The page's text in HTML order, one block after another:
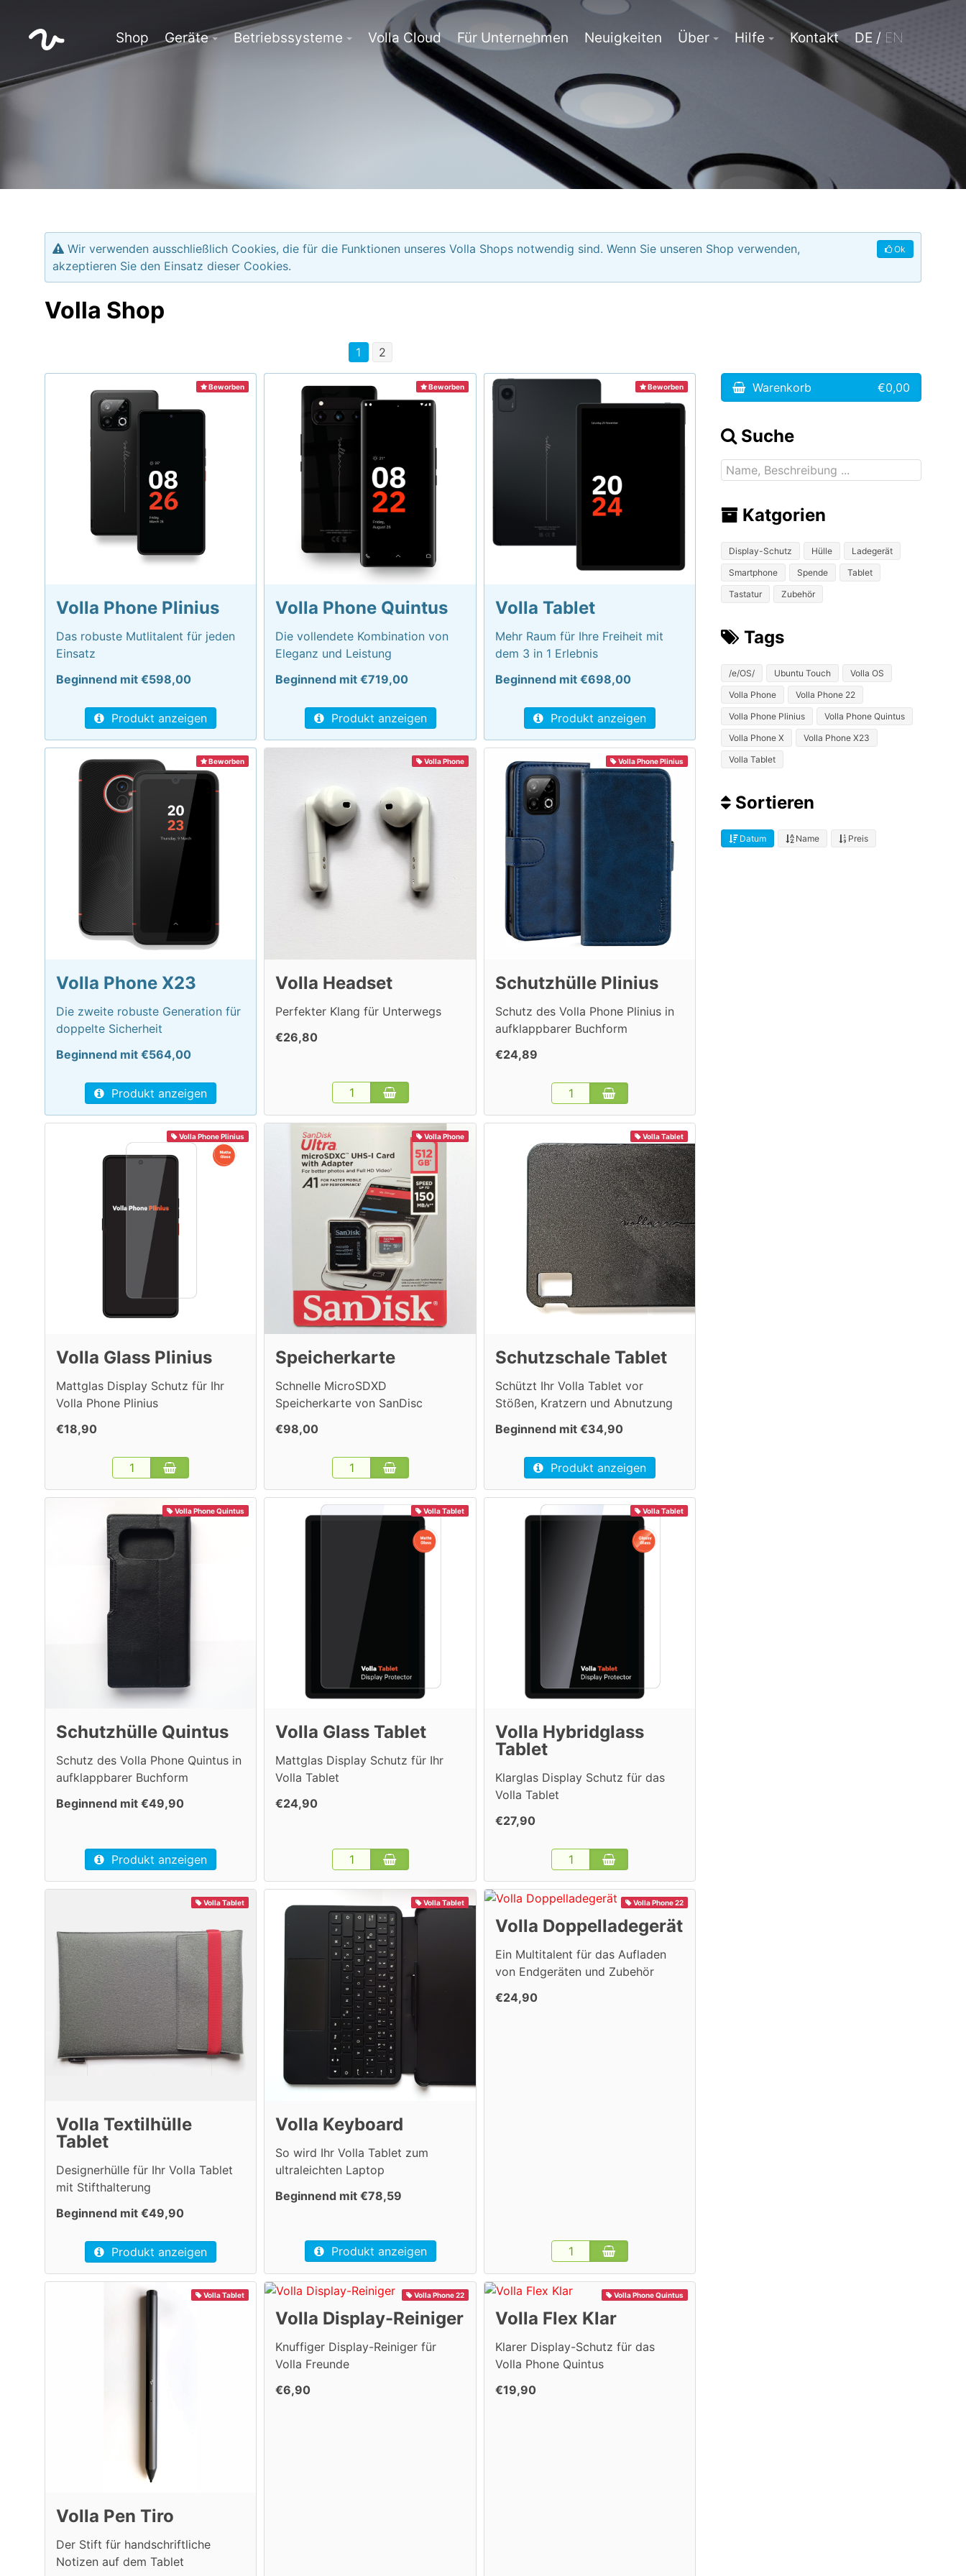
Shop Geräte Betriebssysteme Volla Cloud Für Unternehmen Neuigkeiten Über Hilfe Kontakt DE / EN
Ok
Wir verwenden ausschließlich Cookies, die für die Funktionen unseres Volla Shops notwendig sind. Wenn Sie unseren Shop verwenden,
akzeptieren Sie den Einsatz dieser Cookies.
Volla Shop
1 2
Beworben
Volla Phone Plinius
Das robuste Mutlitalent für jeden
Einsatz
Beginnend mit €598,00
Produkt anzeigen
Beworben
Volla Phone Quintus
Die vollendete Kombination von
Eleganz und Leistung
Beginnend mit €719,00
Produkt anzeigen
Beworben
Volla Tablet
Mehr Raum für Ihre Freiheit mit
dem 3 in 1 Erlebnis
Beginnend mit €698,00
Produkt anzeigen
Beworben
Volla Phone X23
Die zweite robuste Generation für
doppelte Sicherheit
Beginnend mit €564,00
Produkt anzeigen
Volla Phone
Volla Headset
Perfekter Klang für Unterwegs
€26,80
Volla Phone Plinius
Schutzhülle Plinius
Schutz des Volla Phone Plinius in
aufklappbarer Buchform
€24,89
Volla Phone Plinius
Volla Glass Plinius
Mattglas Display Schutz für Ihr
Volla Phone Plinius
€18,90
Volla Phone
Speicherkarte
Schnelle MicroSDXD
Speicherkarte von SanDisc
€98,00
Volla Tablet
Schutzschale Tablet
Schützt Ihr Volla Tablet vor
Stößen, Kratzern und Abnutzung
Beginnend mit €34,90
Produkt anzeigen
Volla Phone Quintus
Schutzhülle Quintus
Schutz des Volla Phone Quintus in
aufklappbarer Buchform
Beginnend mit €49,90
Produkt anzeigen
Volla Tablet
Volla Glass Tablet
Mattglas Display Schutz für Ihr
Volla Tablet
€24,90
Volla Tablet
Volla Hybridglass
Tablet
Klarglas Display Schutz für das
Volla Tablet
€27,90
Volla Tablet
Volla Textilhülle
Tablet
Designerhülle für Ihr Volla Tablet
mit Stifthalterung
Beginnend mit €49,90
Produkt anzeigen
Volla Tablet
Volla Keyboard
So wird Ihr Volla Tablet zum
ultraleichten Laptop
Beginnend mit €78,59
Produkt anzeigen
Volla Phone 22
Volla Doppelladegerät
Ein Multitalent für das Aufladen
von Endgeräten und Zubehör
€24,90
Volla Tablet
Volla Pen Tiro
Der Stift für handschriftliche
Notizen auf dem Tablet
Volla Phone 22
Volla Display-Reiniger
Knuffiger Display-Reiniger für
Volla Freunde
€6,90
Volla Phone Quintus
Volla Flex Klar
Klarer Display-Schutz für das
Volla Phone Quintus
€19,90
Warenkorb €0,00
Suche
Katgorien
Display-Schutz Hülle
Ladegerät
Smartphone
Spende
Tablet
Tastatur
Zubehör
Tags
/e/OS/ Ubuntu Touch
Volla OS
Volla Phone
Volla Phone 22
Volla Phone Plinius
Volla Phone Quintus
Volla Phone X
Volla Phone X23
Volla Tablet
Sortieren
Datum Name Preis